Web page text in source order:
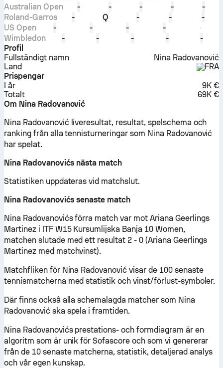
Australian Open
- - - -
-
Roland-Garros
- Q - -
-
US Open
- - -
-
Wimbledon
- - - -
-
Profil
Fullständigt namn
Nina Radovanović
Land
FRA
Prispengar
I år
9K €
Totalt
69K €
Om Nina Radovanović
Nina Radovanović liveresultat, resultat, spelschema och
ranking från alla tennisturneringar som Nina Radovanović
har spelat.
Nina Radovanovićs nästa match
Statistiken uppdateras vid matchslut.
Nina Radovanovićs senaste match
Nina Radovanovićs förra match var mot Ariana Geerlings
Martinez i ITF W15 Kursumlijska Banja 10 Women,
matchen slutade med ett resultat 2 - 0 (Ariana Geerlings
Martinez med matchvinst).
Matchfliken för Nina Radovanović visar de 100 senaste
tennismatcherna med statistik och vinst/förlust-symboler.
Där finns också alla schemalagda matcher som Nina
Radovanović ska spela i framtiden.
Nina Radovanovićs prestations- och formdiagram är en
algoritm som är unik för Sofascore och som vi genererar
från de 10 senaste matcherna, statistik, detaljerad analys
och vår egen kunskap.